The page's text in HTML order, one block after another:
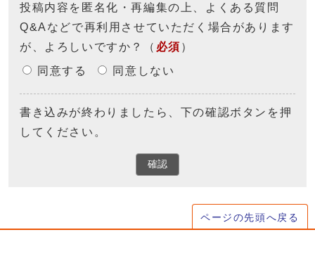
投稿内容を匿名化・再編集の上、よくある質問
Q&Aなどで再利用させていただく場合があります
が、よろしいですか？
（ 必須 ）
同意する
同意しない
書き込みが終わりましたら、下の確認ボタンを押
してください。
確認
ページの先頭へ戻る